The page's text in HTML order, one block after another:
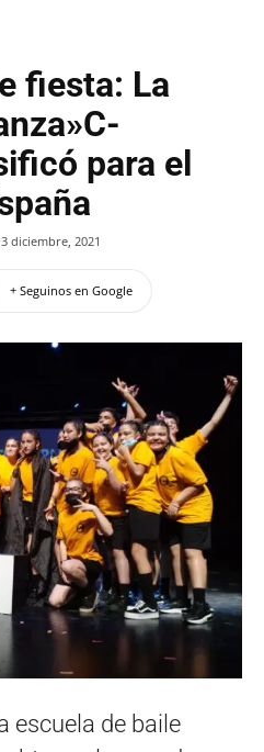
fiesta: La
para el
diciembre, 2021
+ Seguinos en Google
escuela de baile